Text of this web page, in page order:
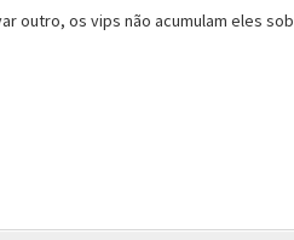
outro, os vips não acumulam eles